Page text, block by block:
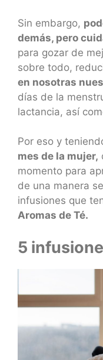
Sin embargo,
demás, pero
para gozar de
sobre todo,
en nosotras
días de la
lactancia, así
Por eso y
mes de la mujer,
momento para
de una manera
infusiones que
Aromas de Té.
5